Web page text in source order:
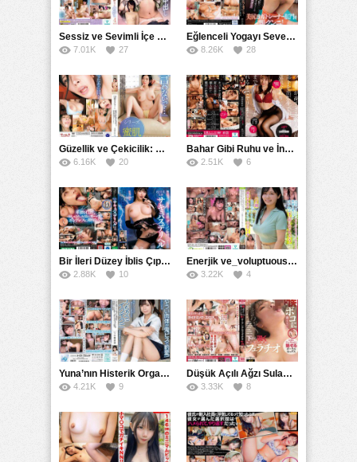
Sessiz ve Sevimli İçe Dönükler İçin Kremalı Pastalar: 后藤えmi ve KTRA’nın Özel Tarifesi
7.01K 27
Eğlenceli Yogayı Seven Bir Kadınla Seks Deneyimi
8.26K 28
Güzellik ve Çekicilik: Bir İşyeri Kadininin Hikayesi
6.16K 20
Bahar Gibi Ruhu ve İncelikle Doldurmak
2.51K 6
Bir İleri Düzey İblis Çıplak Teslimat Görevlisi, İnce Bedeni ve Şeytani Becerileriyle Sizi Sürekli BoşaltacakMDBK
2.88K 10
Enerjik ve_voluptuous Üniversite Kızının H Kupa Büyüklüğündeki Göğüsleri ve Çılgın Orgazmı
3.22K 4
Yuna’nın Histerik Orgazmı: Genç Kızın Savage Hareketlerle Ulaştığı Şiddetli Coşkuları
4.21K 9
Düşük Açılı Ağzı Sulama Teknikleri ve AGMX İlişkisi
3.33K 8